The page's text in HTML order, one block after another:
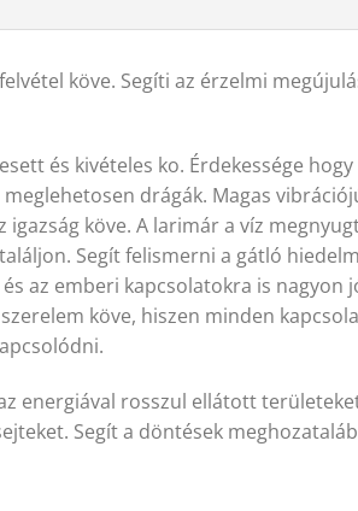
köve. Segíti az érzelmi
és kivételes ko. Érdekessége hogy
drágák. Magas
köve. A larimár a víz
Segít felismerni a gátló
az emberi kapcsolatokra is nagyon
köve, hiszen minden
energiával rosszul ellátott
Segít a döntések